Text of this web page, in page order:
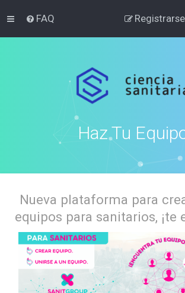
FAQ Registrarse
Haz Tu
Nueva plataforma para
equipos para sanitarios, ¡te